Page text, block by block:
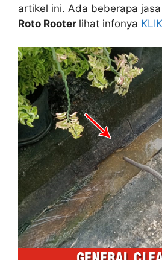
artikel ini. Adа bеbеrара
Roto Rooter lihat infonya